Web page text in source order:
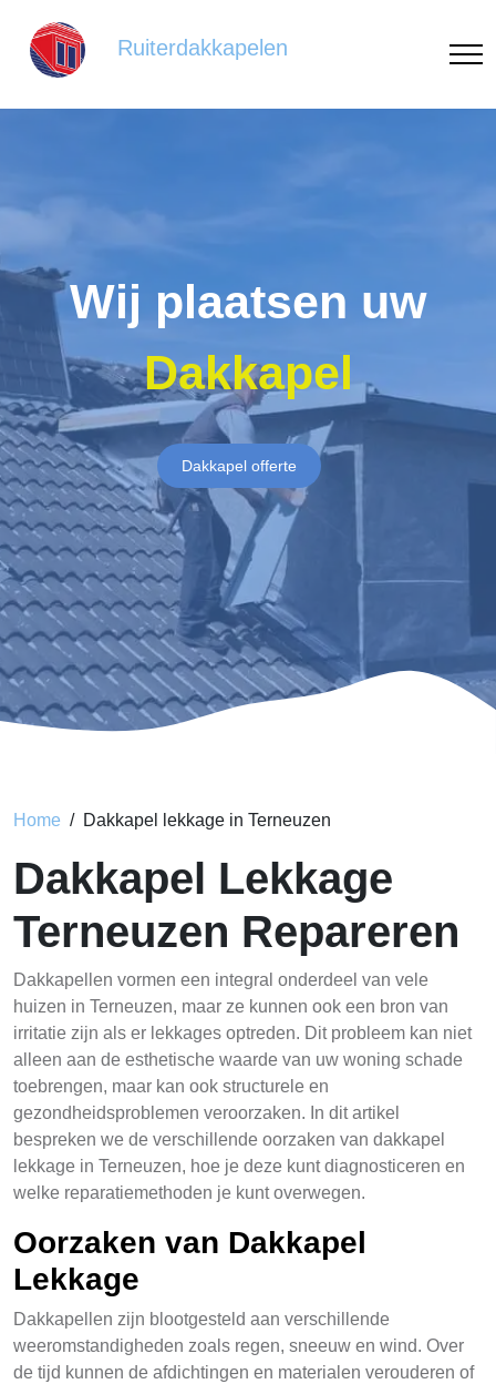
Ruiterdakkapelen
Wij plaatsen uw
Dakkapel
Dakkapel offerte
Home Dakkapel lekkage in Terneuzen
Dakkapel Lekkage
Terneuzen Repareren
Dakkapellen vormen een integral onderdeel van vele
huizen in Terneuzen, maar ze kunnen ook een bron van
irritatie zijn als er lekkages optreden. Dit probleem kan niet
alleen aan de esthetische waarde van uw woning schade
toebrengen, maar kan ook structurele en
gezondheidsproblemen veroorzaken. In dit artikel
bespreken we de verschillende oorzaken van dakkapel
lekkage in Terneuzen, hoe je deze kunt diagnosticeren en
welke reparatiemethoden je kunt overwegen.
Oorzaken van Dakkapel
Lekkage
Dakkapellen zijn blootgesteld aan verschillende
weeromstandigheden zoals regen, sneeuw en wind. Over
de tijd kunnen de afdichtingen en materialen verouderen of